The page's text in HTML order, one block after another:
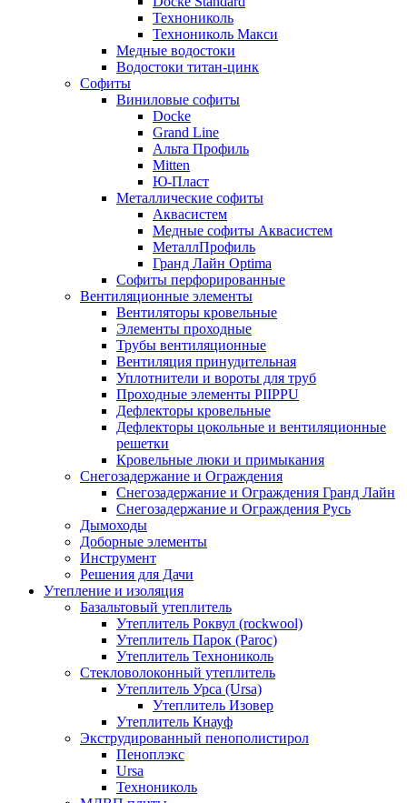
Технониколь
Технониколь Макси
Медные водостоки
Водостоки титан-цинк
Софиты
Виниловые софиты
Docke
Grand Line
Альта Профиль
Mitten
Ю-Пласт
Металлические софиты
Аквасистем
Медные софиты Аквасистем
МеталлПрофиль
Гранд Лайн Optima
Софиты перфорированные
Вентиляционные элементы
Вентиляторы кровельные
Элементы проходные
Трубы вентиляционные
Вентиляция принудительная
Уплотнители и вороты для труб
Проходные элементы PIIPPU
Дефлекторы кровельные
Дефлекторы цокольные и вентиляционные
решетки
Кровельные люки и примыкания
Снегозадержание и Ограждения
Снегозадержание и Ограждения Гранд Лайн
Снегозадержание и Ограждения Русь
Дымоходы
Доборные элементы
Инструмент
Решения для Дачи
Утепление и изоляция
Базальтовый утеплитель
Утеплитель Роквул (rockwool)
Утеплитель Парок (Paroc)
Утеплитель Технониколь
Стекловолоконный утеплитель
Утеплитель Урса (Ursa)
Утеплитель Изовер
Утеплитель Кнауф
Экструдированный пенополистирол
Пеноплэкс
Ursa
Технониколь